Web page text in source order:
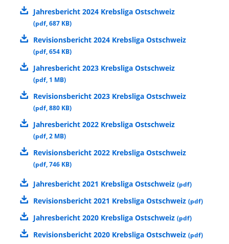
Jahresbericht 2024 Krebsliga Ostschweiz
(pdf,687 KB)
Revisionsbericht 2024 Krebsliga Ostschweiz
(pdf,654 KB)
Jahresbericht 2023 Krebsliga Ostschweiz
(pdf, 1 MB)
Revisionsbericht 2023 Krebsliga Ostschweiz
(pdf,880 KB)
Jahresbericht 2022 Krebsliga Ostschweiz
(pdf,2 MB)
Revisionsbericht 2022 Krebsliga Ostschweiz
(pdf,746 KB)
Jahresbericht 2021 Krebsliga Ostschweiz (pdf)
Revisionsbericht 2021 Krebsliga Ostschweiz (pdf)
Jahresbericht 2020 Krebsliga Ostschweiz (pdf)
Revisionsbericht 2020 Krebsliga Ostschweiz (pdf)